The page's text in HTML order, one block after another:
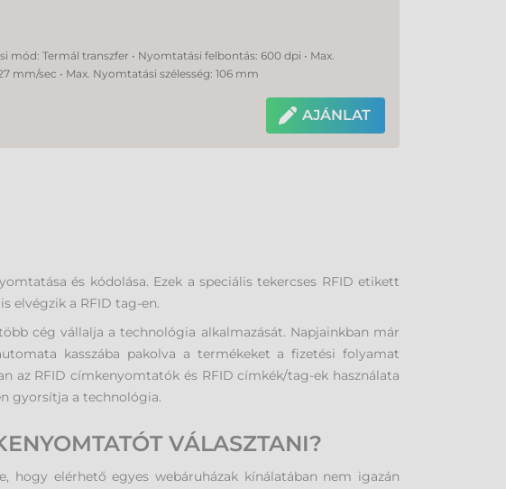
mód: Termál transzfer • Nyomtatási felbontás: 600 dpi • Max.
mm/sec • Max. Nyomtatási szélesség: 106 mm
AJÁNLAT
és kódolása. Ezek a speciális tekercses RFID etikett
elvégzik a RFID tag-en.
cég vállalja a technológia alkalmazását. Napjainkban már
kasszába pakolva a termékeket a fizetési folyamat
az RFID címkenyomtatók és RFID címkék/tag-ek használata
gyorsítja a technológia.
VÁLASZTANI?
elérhető egyes webáruházak kínálatában nem igazán